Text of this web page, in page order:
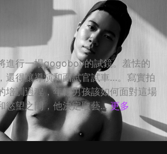
進行一場gogoboy的試鏡。羞怯的
還得讓導演和面試官試車…。寫實拍
培訓過程，年輕男孩該如何面對這場
慾望之間，他決定取藝... 更多